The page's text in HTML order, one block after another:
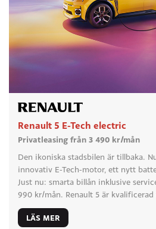
Renault 5 E-Tech electric
Privatleasing från 3 490 kr/mån
Den ikoniska stadsbilen är tillbaka.
innovativ E-Tech-motor, ett nytt
Just nu: smarta billån inklusive
990 kr/mån. Renault 5 är
LÄS MER